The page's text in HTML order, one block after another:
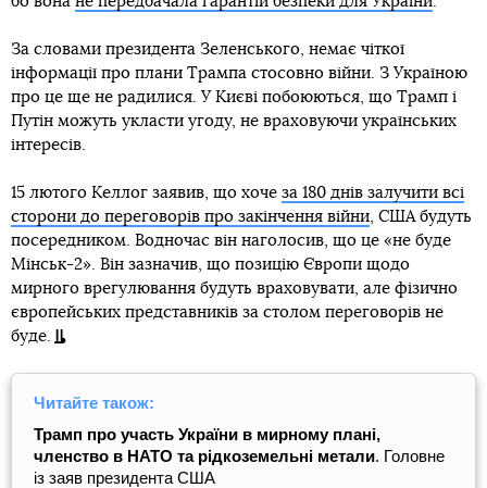
За словами президента Зеленського, немає чіткої
інформації про плани Трампа стосовно війни. З Україною
про це ще не радилися. У Києві побоюються, що Трамп і
Путін можуть укласти угоду, не враховуючи українських
інтересів.
15 лютого Келлог заявив, що хоче за 180 днів залучити всі
сторони до переговорів про закінчення війни , США будуть
посередником. Водночас він наголосив, що це «не буде
Мінськ-2». Він зазначив, що позицію Європи щодо
мирного врегулювання будуть враховувати, але фізично
європейських представників за столом переговорів не
буде.
Читайте також:
Трамп про участь України в мирному плані,
членство в НАТО та рідкоземельні метали. Головне
із заяв президента США